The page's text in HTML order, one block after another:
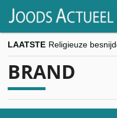
LAATSTE
BRAND